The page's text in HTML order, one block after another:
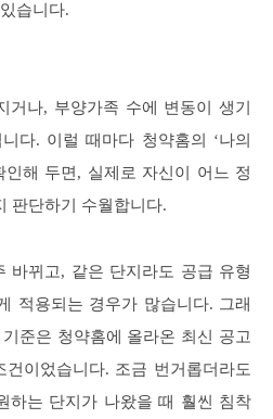
습니다.
거나, 부양가족 수에 변동이 생기
다. 이럴 때마다 청약홈의 ‘나의
인해 두면, 실제로 자신이 어느 정
판단하기 수월합니다.
바뀌고, 같은 단지라도 공급 유형
적용되는 경우가 많습니다. 그래
준은 청약홈에 올라온 최신 공고
이었습니다. 조금 번거롭더라도
하는 단지가 나왔을 때 훨씬 침착